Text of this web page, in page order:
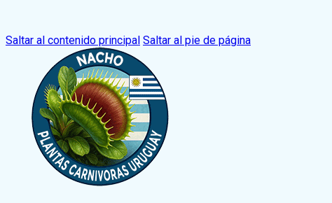
Saltar al contenido principal Saltar al pie de página